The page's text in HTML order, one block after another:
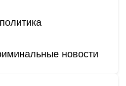
новости